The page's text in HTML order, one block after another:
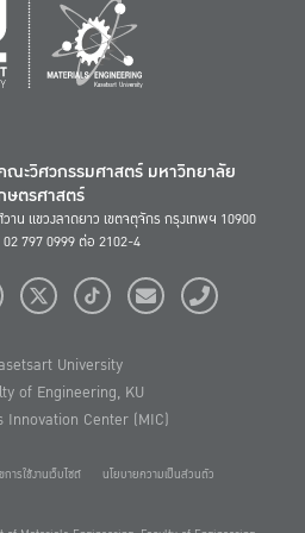
ณะวิศวกรรมศาสตร์ มหาวิทยาลัย
ษตรศาสตร์
าน แขวงลาดยาว เขตจตุจักร กรุงเทพฯ 10900
797 0999 ต่อ 2102-4
University
of Engineering, KU
Innovation Center (MIC)
การใช้งานเว็บไซต์ นโยบายความเป็นส่วนตัว